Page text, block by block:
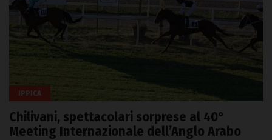
IPPICA
Chilivani, spettacolari sorprese al 40°
Meeting Internazionale dell’Anglo Arabo